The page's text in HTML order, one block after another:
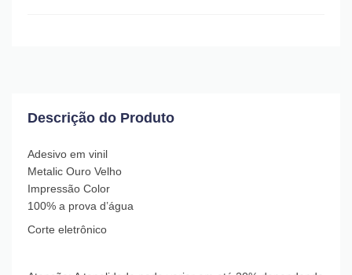
Descrição do Produto
Adesivo em vinil
Metalic Ouro Velho
Impressão Color
100% a prova d’água
Corte eletrônico